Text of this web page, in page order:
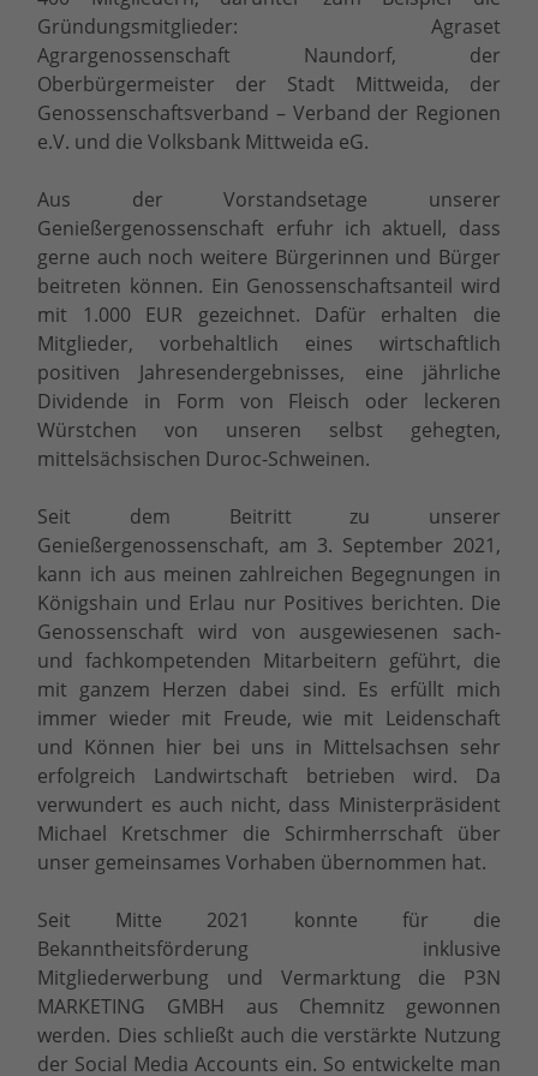
Gründungsmitglieder: Agraset
Agrargenossenschaft Naundorf, der
Oberbürgermeister der Stadt Mittweida, der
Genossenschaftsverband – Verband der Regionen
e.V. und die Volksbank Mittweida eG.
Aus der Vorstandsetage unserer
Genießergenossenschaft erfuhr ich aktuell, dass
gerne auch noch weitere Bürgerinnen und Bürger
beitreten können. Ein Genossenschaftsanteil wird
mit 1.000 EUR gezeichnet. Dafür erhalten die
Mitglieder, vorbehaltlich eines wirtschaftlich
positiven Jahresendergebnisses, eine jährliche
Dividende in Form von Fleisch oder leckeren
Würstchen von unseren selbst gehegten,
mittelsächsischen Duroc-Schweinen.
Seit dem Beitritt zu unserer
Genießergenossenschaft, am 3. September 2021,
kann ich aus meinen zahlreichen Begegnungen in
Königshain und Erlau nur Positives berichten. Die
Genossenschaft wird von ausgewiesenen sach-
und fachkompetenden Mitarbeitern geführt, die
mit ganzem Herzen dabei sind. Es erfüllt mich
immer wieder mit Freude, wie mit Leidenschaft
und Können hier bei uns in Mittelsachsen sehr
erfolgreich Landwirtschaft betrieben wird. Da
verwundert es auch nicht, dass Ministerpräsident
Michael Kretschmer die Schirmherrschaft über
unser gemeinsames Vorhaben übernommen hat.
Seit Mitte 2021 konnte für die
Bekanntheitsförderung inklusive
Mitgliederwerbung und Vermarktung die P3N
MARKETING GMBH aus Chemnitz gewonnen
werden. Dies schließt auch die verstärkte Nutzung
der Social Media Accounts ein. So entwickelte man